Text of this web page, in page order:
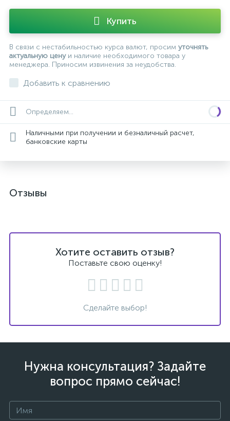
Купить
В связи с нестабильностью курса валют, просим уточнять
актуальную ценуи наличие необходимого товара у
менеджера. Приносим извинения за неудобства.
Добавить к сравнению
Определяем...
Наличными при получении и безналичный расчет,
банковские карты
Отзывы
Хотите оставить отзыв?
Поставьте свою оценку!
Сделайте выбор!
Нужна консультация? Задайте
вопрос прямо сейчас!